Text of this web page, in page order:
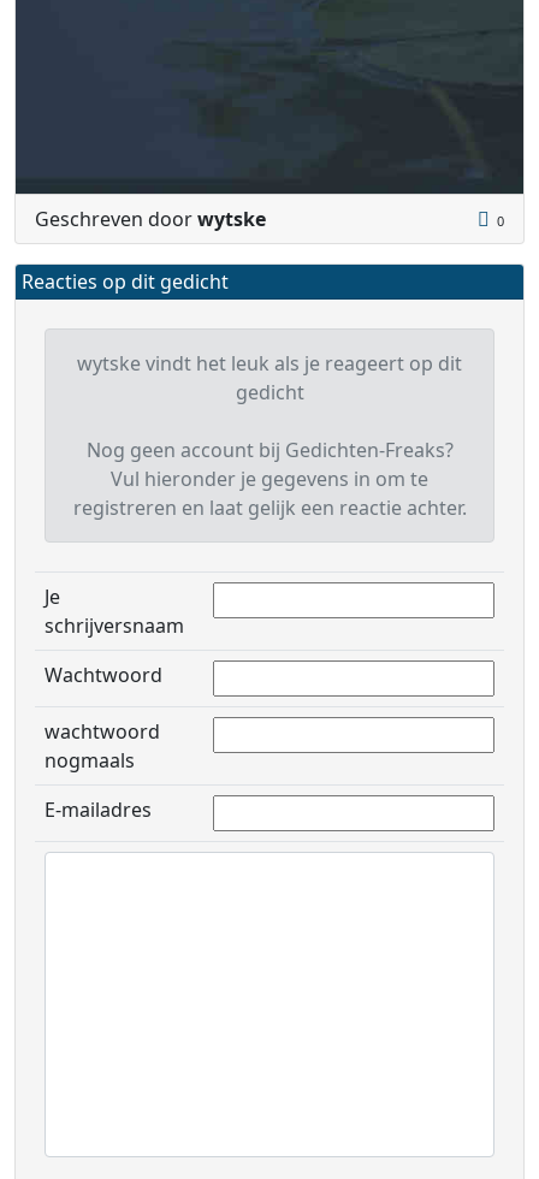
Geschreven doorwytske 0
Reacties op dit gedicht
wytske vindt het leuk als je reageert op dit
gedicht
Nog geen account bij Gedichten-Freaks?
Vul hieronder je gegevens in om te
registreren en laat gelijk een reactie achter.
Je
schrijversnaam
Wachtwoord
wachtwoord
nogmaals
E-mailadres